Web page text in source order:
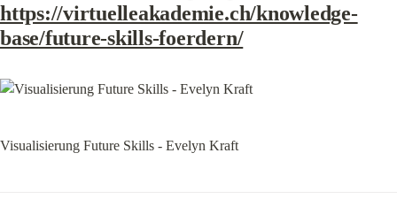
https://virtuelleakademie.ch/knowledge-
base/future-skills-foerdern/
Visualisierung Future Skills - Evelyn Kraft